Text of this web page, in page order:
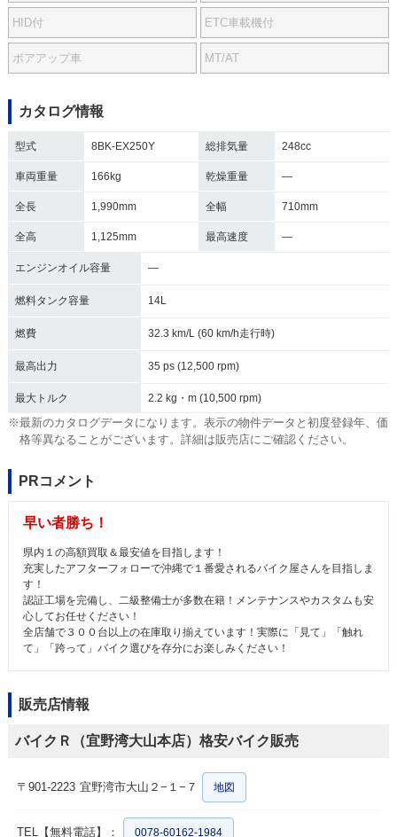
HID付 ETC車載機付
ボアアップ車 MT/AT
カタログ情報
型式 8BK-EX250Y 総排気量 248cc
車両重量 166kg 乾燥重量 ―
全長 1,990mm 全幅 710mm
全高 1,125mm 最高速度 ―
エンジンオイル容量 ―
燃料タンク容量 14L
燃費 32.3 km/L (60 km/h走行時)
最高出力 35 ps (12,500 rpm)
最大トルク 2.2 kg・m (10,500 rpm)
※最新のカタログデータになります。表示の物件データと初度登録年、価
格等異なることがございます。詳細は販売店にご確認ください。
PRコメント
早い者勝ち！
県内１の高額買取＆最安値を目指します！
充実したアフターフォローで沖縄で１番愛されるバイク屋さんを目指しま
す！
認証工場を完備し、二級整備士が多数在籍！メンテナンスやカスタムも安
心してお任せください！
全店舗で３００台以上の在庫取り揃えています！実際に「見て」「触れ
て」「跨って」バイク選びを存分にお楽しみください！
販売店情報
バイクＲ（宜野湾大山本店）格安バイク販売
〒901-2223 宜野湾市大山２−１−７ 地図
TEL【無料電話】： 0078-60162-1984